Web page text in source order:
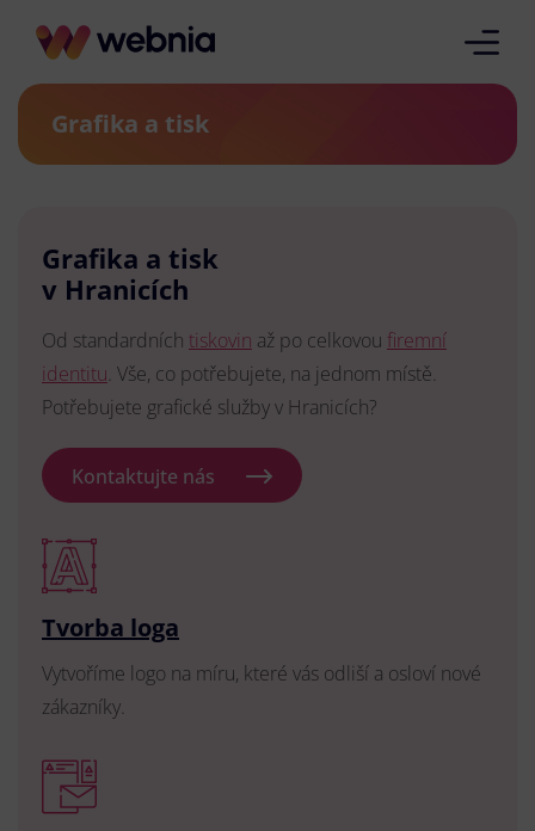
Grafika a tisk
Grafika a tisk
v Hranicích
Od standardních tiskovin až po celkovou firemní
identitu. Vše, co potřebujete, na jednom místě.
Potřebujete grafické služby v Hranicích?
Kontaktujte nás
Tvorba loga
Vytvoříme logo na míru, které vás odliší a osloví nové
zákazníky.